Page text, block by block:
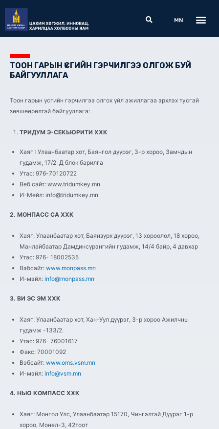
content
Search
MN
ТООН ГАРЫН ҮСГИЙН ГЭРЧИЛГЭЭ ОЛГОЖ БУЙ
БАЙГУУЛЛАГА
Тоон гарын үсгийн гэрчилгээ олгох үйл ажиллагаа эрхлэх тусгай
зөвшөөрөлтэй байгууллага:
ТРИДУМ Э-СЕКЬЮРИТИ ХХК
Хаяг : Улаанбаатар хот, Баянгол дүүрэг, 3-р хороо, Замчдын
гудамж, 17/2 Д блок барилга
Утас: 976-70120722
Веб сайт: www.tridumkey.mn
И-Мейл: info@tridumkey.mn
2. МОНПАСС СА ХХК
Хаяг: Улаанбаатар хот, Баянзүрх дүүрэг, 13 хороолол, 18 хороо,
Манлайбаатар Дамдинсүрэнгийн гудамж, 14/4 байр, 4 давхар
Утас: 976- 18002535
Вэбсайт: www.monpass.mn
И-мэйл: info@monpass.mn
3. ВИ ЭС ЭМ ХХК
Хаяг: Улаанбаатар хот, Хан-Уул дүүрэг, 3-р хороо Ажилчны
гудамж -133/2.
Утас: 976- 76001617
Факс: 70001092
Вэбсайт: www.oms.vsm.mn
И-мэйл: info@vsm.mn
4. НЬЮ КОМПАСС ХХК
Хаяг: Монгол Улс, Улаанбаатар 15170, Чингэлтэй Дүүрэг 1-р
хороо, Монел-3, 42тоот